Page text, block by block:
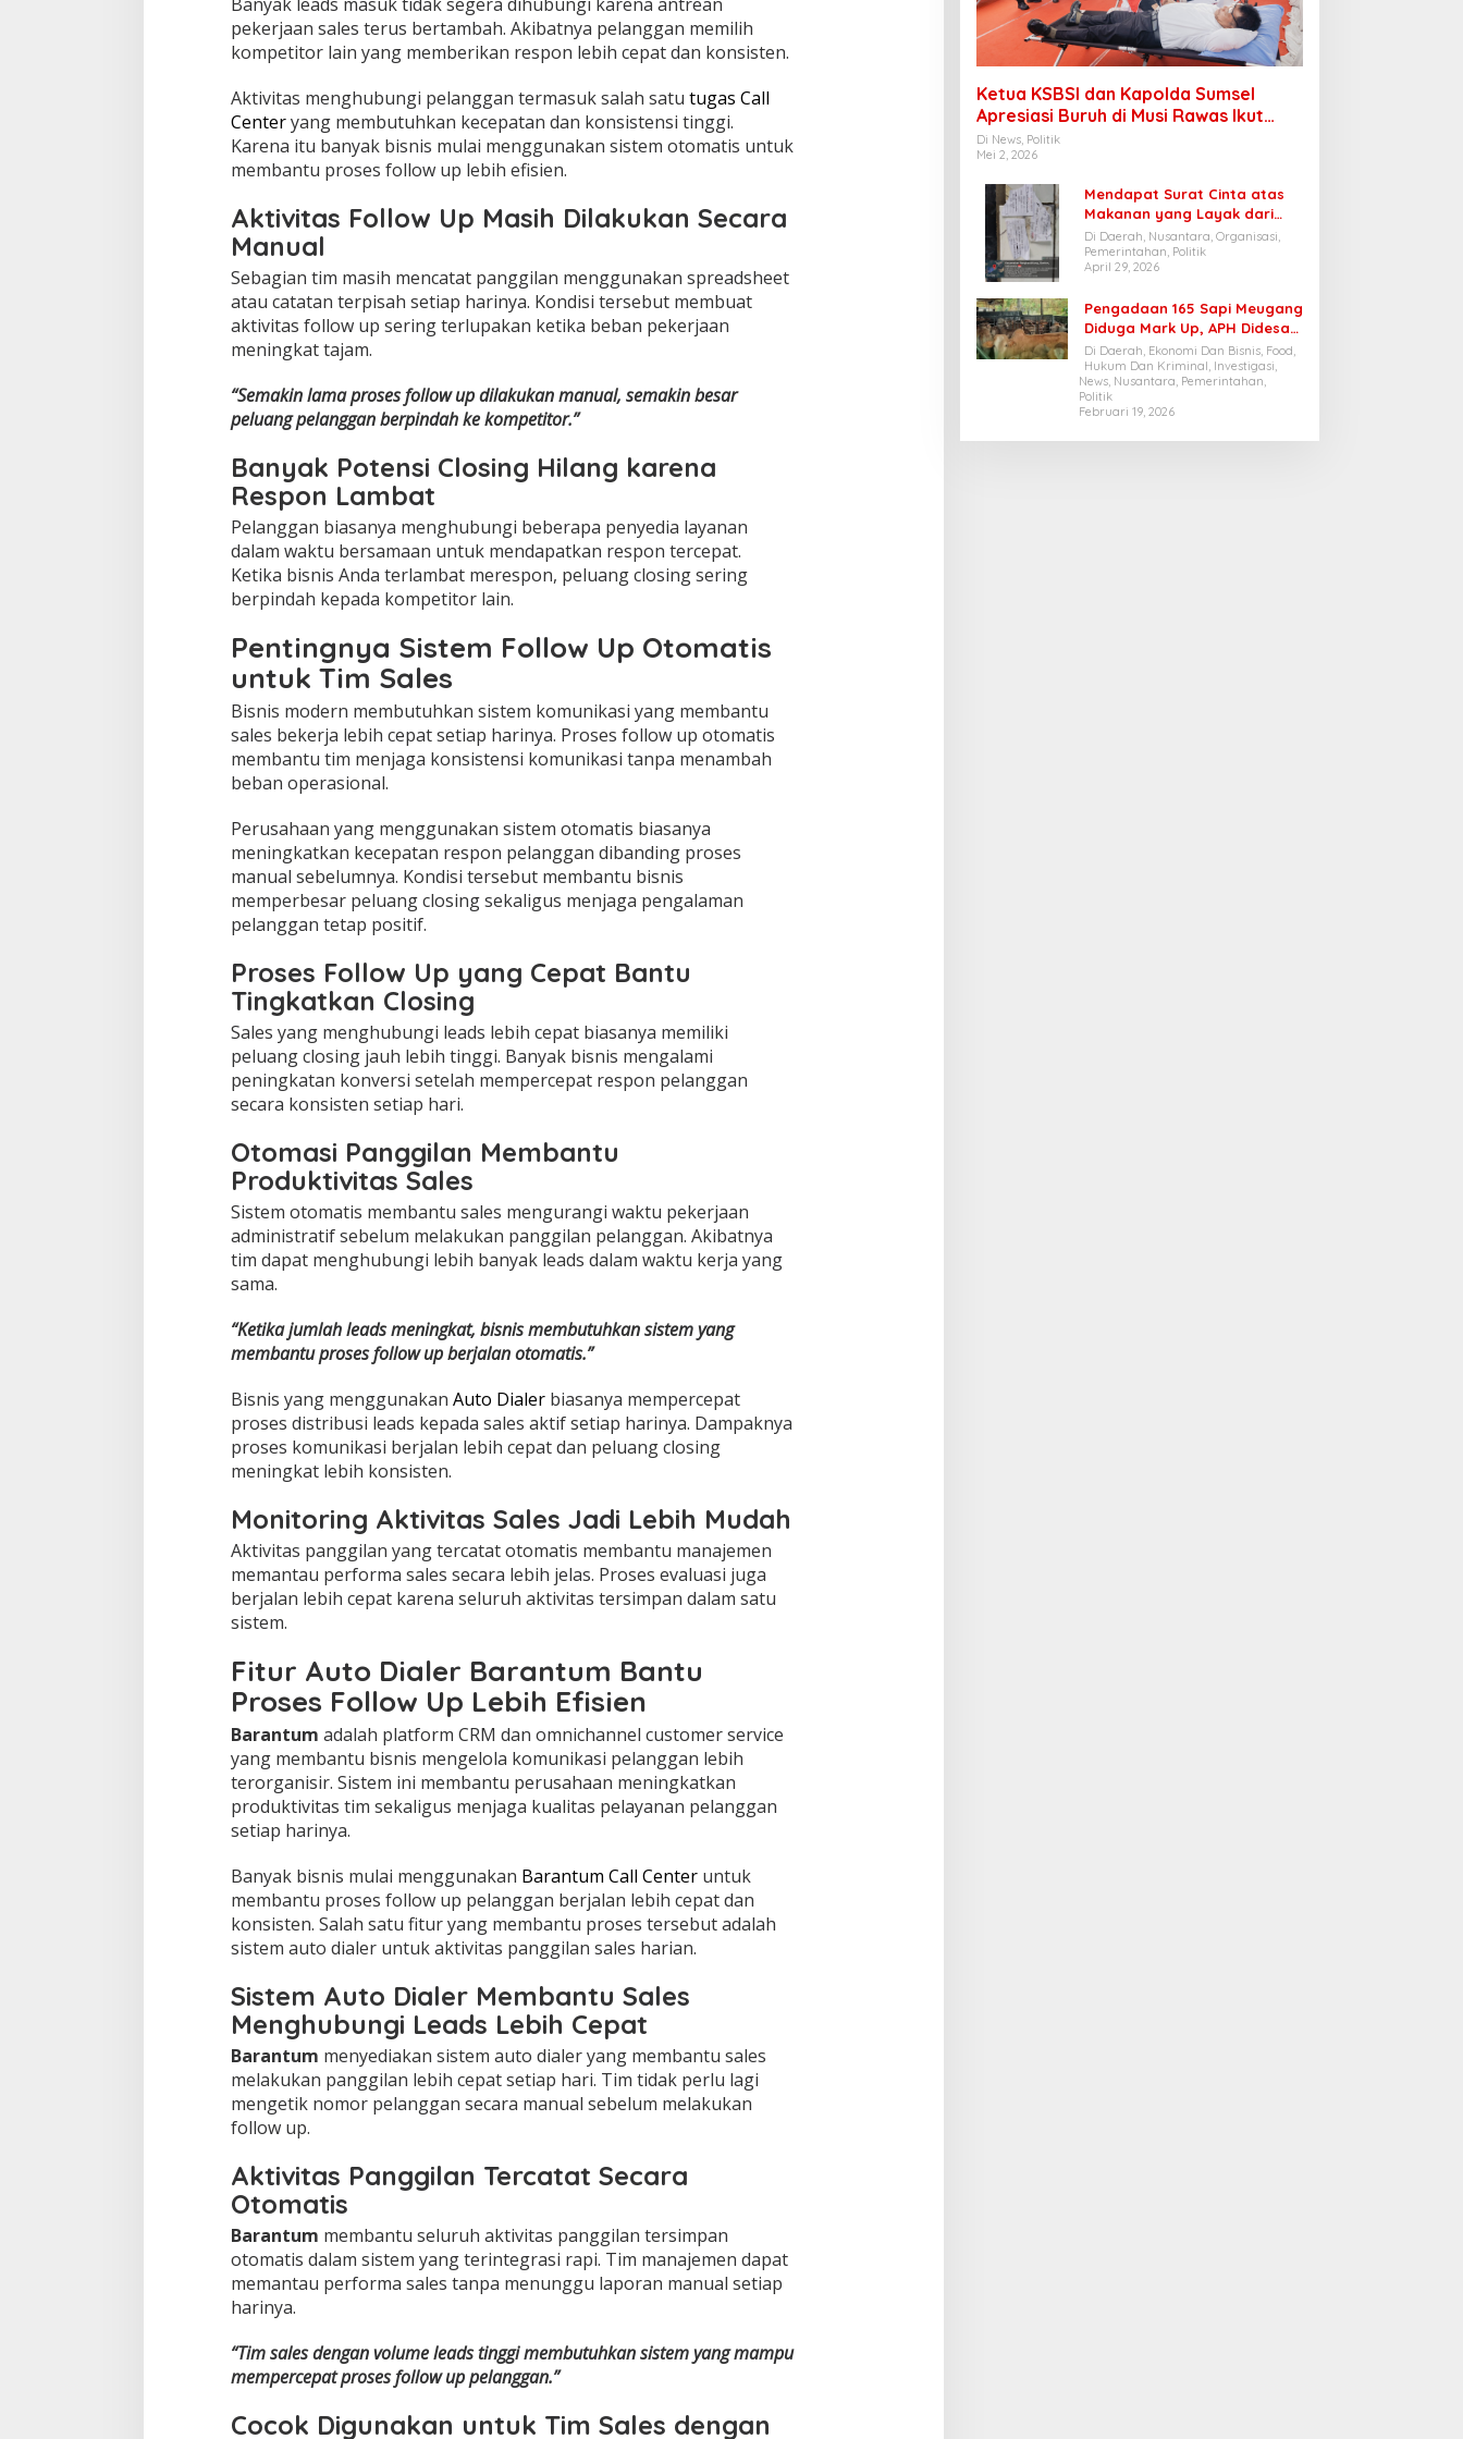
m
pekerjaan sales terus bertambah. Akibatnya pelanggan memilih
kompetitor lain yang memberikan respon lebih cepat dan konsisten.
Aktivitas menghubungi pelanggan termasuk salah satu tugas Call
Centeryang membutuhkan kecepatan dan konsistensi tinggi.
Karena itu banyak bisnis mulai menggunakan sistem otomatis untuk
membantu proses follow up lebih efisien.
Aktivitas Follow Up Masih Dilakukan Secara
Manual
Sebagian tim masih mencatat panggilan menggunakan spreadsheet
atau catatan terpisah setiap harinya. Kondisi tersebut membuat
aktivitas follow up sering terlupakan ketika beban pekerjaan
meningkat tajam.
“Semakin lama proses follow up dilakukan manual, semakin besar
peluang pelanggan berpindah ke kompetitor.”
Banyak Potensi Closing Hilang karena
Respon Lambat
Pelanggan biasanya menghubungi beberapa penyedia layanan
dalam waktu bersamaan untuk mendapatkan respon tercepat.
Ketika bisnis Anda terlambat merespon, peluang closing sering
berpindah kepada kompetitor lain.
Pentingnya Sistem Follow Up Otomatis
untuk Tim Sales
Bisnis modern membutuhkan sistem komunikasi yang membantu
sales bekerja lebih cepat setiap harinya. Proses follow up otomatis
membantu tim menjaga konsistensi komunikasi tanpa menambah
beban operasional.
Perusahaan yang menggunakan sistem otomatis biasanya
meningkatkan kecepatan respon pelanggan dibanding proses
manual sebelumnya. Kondisi tersebut membantu bisnis
memperbesar peluang closing sekaligus menjaga pengalaman
pelanggan tetap positif.
Proses Follow Up yang Cepat Bantu
Tingkatkan Closing
Sales yang menghubungi leads lebih cepat biasanya memiliki
peluang closing jauh lebih tinggi. Banyak bisnis mengalami
peningkatan konversi setelah mempercepat respon pelanggan
secara konsisten setiap hari.
Otomasi Panggilan Membantu
Produktivitas Sales
Sistem otomatis membantu sales mengurangi waktu pekerjaan
administratif sebelum melakukan panggilan pelanggan. Akibatnya
tim dapat menghubungi lebih banyak leads dalam waktu kerja yang
sama.
“Ketika jumlah leads meningkat, bisnis membutuhkan sistem yang
membantu proses follow up berjalan otomatis.”
Bisnis yang menggunakan Auto Dialerbiasanya mempercepat
proses distribusi leads kepada sales aktif setiap harinya. Dampaknya
proses komunikasi berjalan lebih cepat dan peluang closing
meningkat lebih konsisten.
Monitoring Aktivitas Sales Jadi Lebih Mudah
Aktivitas panggilan yang tercatat otomatis membantu manajemen
memantau performa sales secara lebih jelas. Proses evaluasi juga
berjalan lebih cepat karena seluruh aktivitas tersimpan dalam satu
sistem.
Fitur Auto Dialer Barantum Bantu
Proses Follow Up Lebih Efisien
Barantum adalah platform CRM dan omnichannel customer service
yang membantu bisnis mengelola komunikasi pelanggan lebih
terorganisir. Sistem ini membantu perusahaan meningkatkan
produktivitas tim sekaligus menjaga kualitas pelayanan pelanggan
setiap harinya.
Banyak bisnis mulai menggunakan Barantum Call Centeruntuk
membantu proses follow up pelanggan berjalan lebih cepat dan
konsisten. Salah satu fitur yang membantu proses tersebut adalah
sistem auto dialer untuk aktivitas panggilan sales harian.
Sistem Auto Dialer Membantu Sales
Menghubungi Leads Lebih Cepat
Barantum menyediakan sistem auto dialer yang membantu sales
melakukan panggilan lebih cepat setiap hari. Tim tidak perlu lagi
mengetik nomor pelanggan secara manual sebelum melakukan
follow up.
Aktivitas Panggilan Tercatat Secara
Otomatis
Barantum membantu seluruh aktivitas panggilan tersimpan
otomatis dalam sistem yang terintegrasi rapi. Tim manajemen dapat
memantau performa sales tanpa menunggu laporan manual setiap
harinya.
“Tim sales dengan volume leads tinggi membutuhkan sistem yang mampu
mempercepat proses follow up pelanggan.”
Cocok Digunakan untuk Tim Sales dengan
Ketua KSBSI dan Kapolda Sumsel
Apresiasi Buruh di Musi Rawas Ikut
Donor Darah
Di News, Politik
Mei 2, 2026
Mendapat Surat Cinta atas
Makanan yang Layak dari
Siswa, Forwatu Banten: Dapur
SPPG Cibungur Pasir patut
dijadikan Contoh
Di Daerah, Nusantara, Organisasi,
Pemerintahan, Politik
April 29, 2026
Pengadaan 165 Sapi Meugang
Diduga Mark Up, APH Didesak
Audit Anggaran Belanja
Pengadaan Sapi Di Dinas
Pertanian Dan Peternakan
Bener Meriah
Di Daerah, Ekonomi Dan Bisnis, Food,
Hukum Dan Kriminal, Investigasi,
News, Nusantara, Pemerintahan,
Politik
Februari 19, 2026